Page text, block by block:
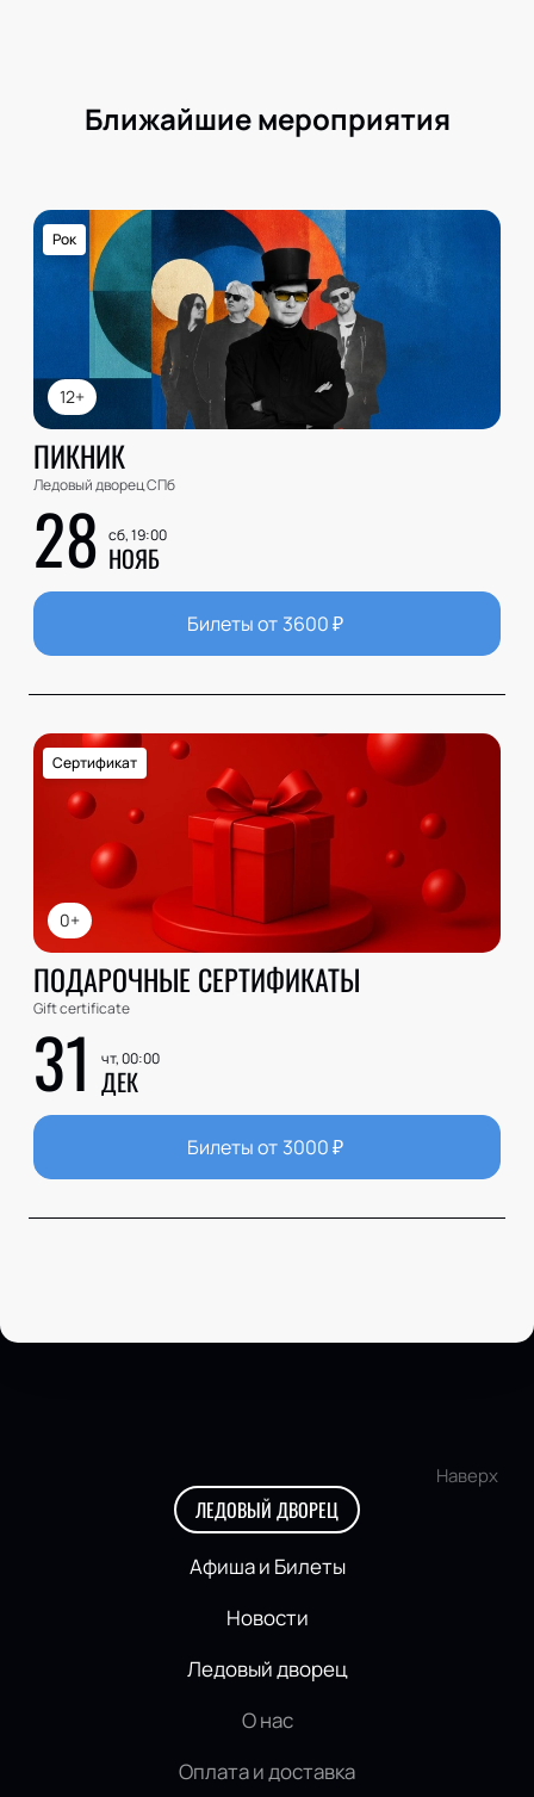
Ближайшие мероприятия
12+
Рок
ПИКНИК
Ледовый дворец СПб
28 сб, 19:00
НОЯБ
Билеты от 3600₽
0+
Сертификат
ПОДАРОЧНЫЕ СЕРТИФИКАТЫ
Gift certificate
31 чт, 00:00
ДЕК
Билеты от 3000₽
Наверх
ЛЕДОВЫЙ ДВОРЕЦ
Афиша и Билеты
Новости
Ледовый дворец
О нас
Оплата и доставка